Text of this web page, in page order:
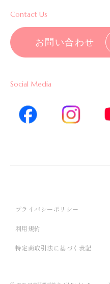
Contact Us
お問い合わせ
Social Media
プライバシーポリシー
利用規約
特定商取引法に基づく表記